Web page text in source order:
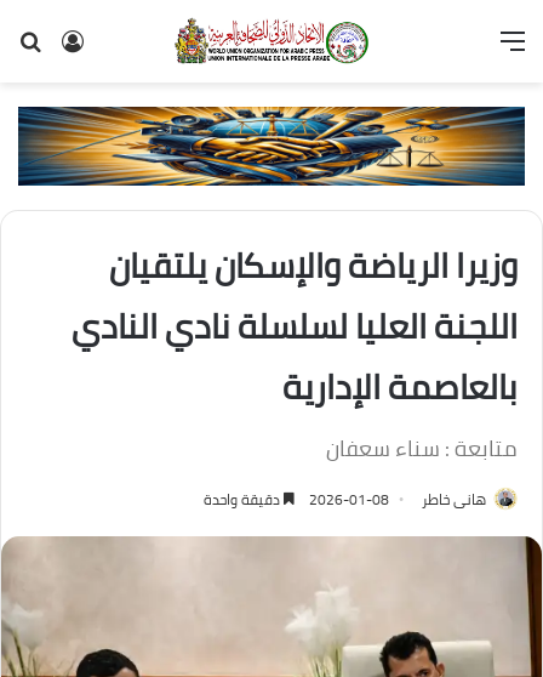
تسجيل
القائمة
وزيرا الرياضة والإسكان يلتقيان
اللجنة العليا لسلسلة نادي النادي
بالعاصمة الإدارية
متابعة : سناء سعفان
هانى خاطر 2026-01-08 دقيقة واحدة